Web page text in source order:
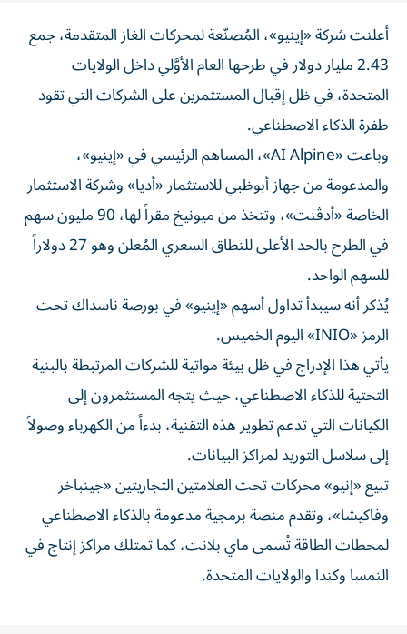
أعلنت شركة «إينيو»، المُصنّعة لمحركات الغاز المتقدمة، جمع
2.43 مليار دولار في طرحها العام الأوَّلي داخل الولايات
المتحدة، في ظل إقبال المستثمرين على الشركات التي تقود
طفرة الذكاء الاصطناعي.
وباعت «AI Alpine»، المساهم الرئيسي في «إينيو»،
والمدعومة من جهاز أبوظبي للاستثمار «أديا» وشركة الاستثمار
الخاصة «أدڤنت»، وتتخذ من ميونيخ مقراً لها، 90 مليون سهم
في الطرح بالحد الأعلى للنطاق السعري المُعلن وهو 27 دولاراً
للسهم الواحد.
يُذكر أنه سيبدأ تداول أسهم «إينيو» في بورصة ناسداك تحت
الرمز «INIO» اليوم الخميس.
يأتي هذا الإدراج في ظل بيئة مواتية للشركات المرتبطة بالبنية
التحتية للذكاء الاصطناعي، حيث يتجه المستثمرون إلى
الكيانات التي تدعم تطوير هذه التقنية، بدءاً من الكهرباء وصولاً
إلى سلاسل التوريد لمراكز البيانات.
تبيع «إنيو» محركات تحت العلامتين التجاريتين «جينباخر
وفاكيشا»، وتقدم منصة برمجية مدعومة بالذكاء الاصطناعي
لمحطات الطاقة تُسمى ماي بلانت، كما تمتلك مراكز إنتاج في
النمسا وكندا والولايات المتحدة.